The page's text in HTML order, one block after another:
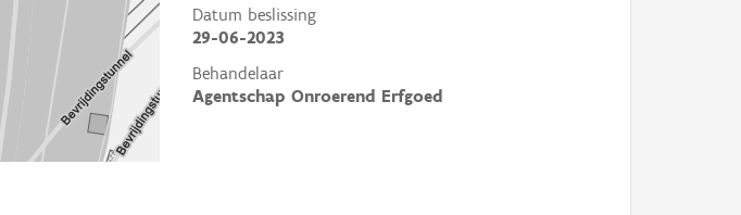
Datum beslissing
29-06-2023
Behandelaar
Agentschap Onroerend Erfgoed